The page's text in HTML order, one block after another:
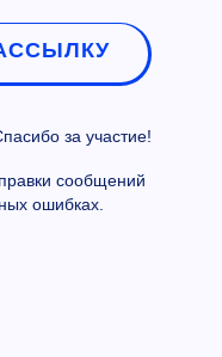
за участие!
сообщений
ошибках.